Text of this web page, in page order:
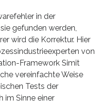
in der
gefunden werden,
wird die Korrektur. Hier
von
Framework Simit
vereinfachte Weise
Tests der
im Sinne einer